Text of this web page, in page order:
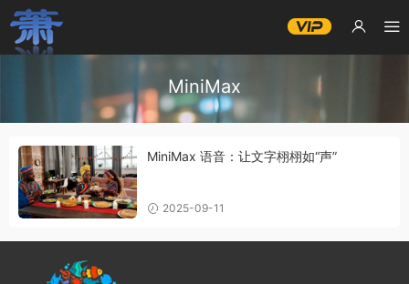
MiniMax
MiniMax 语音：让文字栩栩如“声”
2025-09-11